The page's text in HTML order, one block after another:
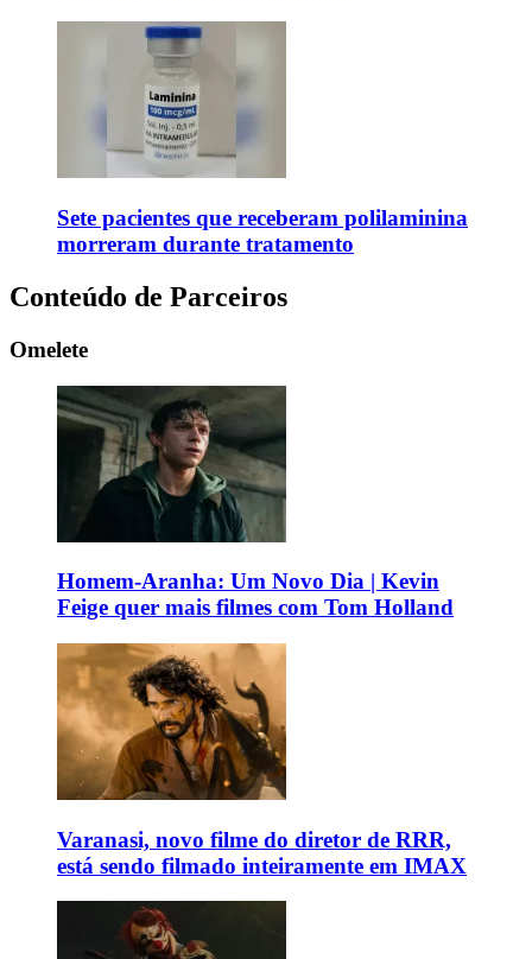
Sete pacientes que receberam polilaminina
morreram durante tratamento
Conteúdo de Parceiros
Omelete
Homem-Aranha: Um Novo Dia | Kevin
Feige quer mais filmes com Tom Holland
Varanasi, novo filme do diretor de RRR,
está sendo filmado inteiramente em IMAX